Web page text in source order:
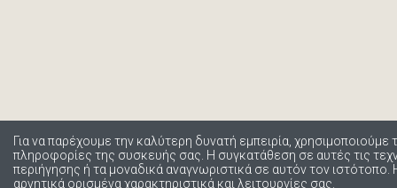
Για να παρέχουμε την καλύτερη δυνατή εμπειρία,
πληροφορίες της συσκευής σας. Η συγκατάθεση σε αυτές τις
περιήγησης ή τα μοναδικά αναγνωριστικά σε αυτόν τον
αρνητικά ορισμένα χαρακτηριστικά και λειτουργίες σας.